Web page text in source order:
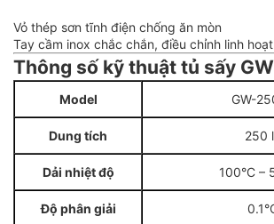
Vỏ thép sơn tĩnh điện chống ăn mòn
Tay cầm inox chắc chắn, điều chỉnh linh hoạt
Thông số kỹ thuật tủ sấy
Model GW-
Dung tích 250
Dải nhiệt độ 100°C –
Độ phân giải